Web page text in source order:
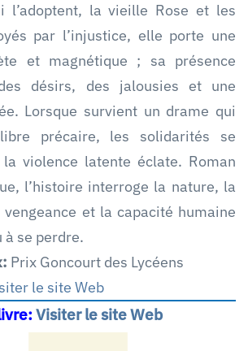
l’adoptent, la vieille Rose et les
par l’injustice, elle porte une
et magnétique ; sa présence
désirs, des jalousies et une
Lorsque survient un drame qui
précaire, les solidarités se
violence latente éclate. Roman
l’histoire interroge la nature, la
et la capacité humaine
se perdre.
Prix Goncourt des Lycéens
le site Web
Visiter le site Web